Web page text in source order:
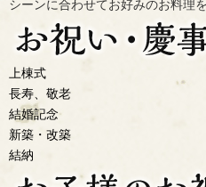
シーンに合わせてお好みのお料理
上棟式
長寿、敬老
結婚記念
新築・改築
結納